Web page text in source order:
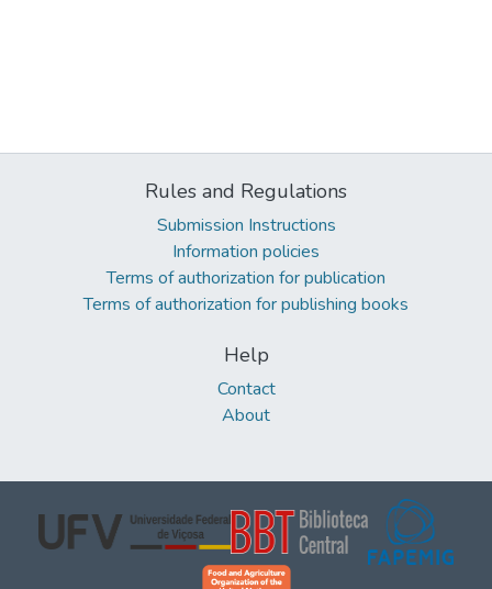
Rules and Regulations
Submission Instructions
Information policies
Terms of authorization for publication
Terms of authorization for publishing books
Help
Contact
About